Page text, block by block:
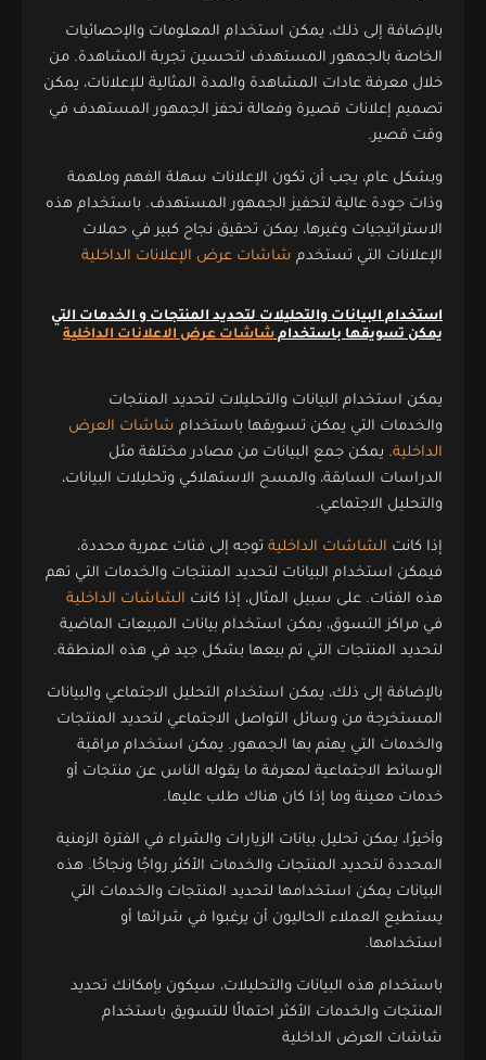
بالإضافة إلى ذلك، يمكن استخدام المعلومات والإحصائيات
الخاصة بالجمهور المستهدف لتحسين تجربة المشاهدة. من
خلال معرفة عادات المشاهدة والمدة المثالية للإعلانات، يمكن
تصميم إعلانات قصيرة وفعالة تحفز الجمهور المستهدف في
وقت قصير.
وبشكل عام، يجب أن تكون الإعلانات سهلة الفهم وملهمة
وذات جودة عالية لتحفيز الجمهور المستهدف. باستخدام هذه
الاستراتيجيات وغيرها، يمكن تحقيق نجاح كبير في حملات
الإعلانات التي تستخدم شاشات عرض الإعلانات الداخلية
استخدام البيانات والتحليلات لتحديد المنتجات و الخدمات التي
يمكن تسويقها باستخدامشاشات عرض الاعلانات الداخلية
يمكن استخدام البيانات والتحليلات لتحديد المنتجات
والخدمات التي يمكن تسويقها باستخدام شاشات العرض
الداخلية. يمكن جمع البيانات من مصادر مختلفة مثل
الدراسات السابقة، والمسح الاستهلاكي وتحليلات البيانات،
والتحليل الاجتماعي.
إذا كانت الشاشات الداخلية توجه إلى فئات عمرية محددة،
فيمكن استخدام البيانات لتحديد المنتجات والخدمات التي تهم
هذه الفئات. على سبيل المثال، إذا كانت الشاشات الداخلية
في مراكز التسوق، يمكن استخدام بيانات المبيعات الماضية
لتحديد المنتجات التي تم بيعها بشكل جيد في هذه المنطقة.
بالإضافة إلى ذلك، يمكن استخدام التحليل الاجتماعي والبيانات
المستخرجة من وسائل التواصل الاجتماعي لتحديد المنتجات
والخدمات التي يهتم بها الجمهور. يمكن استخدام مراقبة
الوسائط الاجتماعية لمعرفة ما يقوله الناس عن منتجات أو
خدمات معينة وما إذا كان هناك طلب عليها.
وأخيرًا، يمكن تحليل بيانات الزيارات والشراء في الفترة الزمنية
المحددة لتحديد المنتجات والخدمات الأكثر رواجًا ونجاحًا. هذه
البيانات يمكن استخدامها لتحديد المنتجات والخدمات التي
يستطيع العملاء الحاليون أن يرغبوا في شرائها أو
استخدامها.
باستخدام هذه البيانات والتحليلات، سيكون بإمكانك تحديد
المنتجات والخدمات الأكثر احتمالًا للتسويق باستخدام
شاشات العرض الداخلية